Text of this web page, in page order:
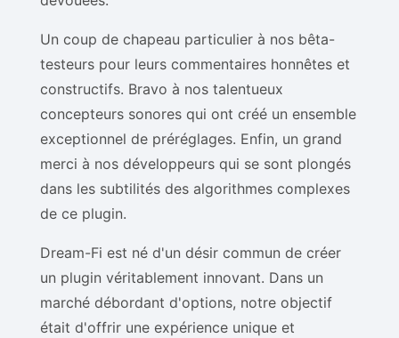
Un coup de chapeau particulier à nos bêta-
testeurs pour leurs commentaires honnêtes et
constructifs. Bravo à nos talentueux
concepteurs sonores qui ont créé un ensemble
exceptionnel de préréglages. Enfin, un grand
merci à nos développeurs qui se sont plongés
dans les subtilités des algorithmes complexes
de ce plugin.
Dream-Fi est né d'un désir commun de créer
un plugin véritablement innovant. Dans un
marché débordant d'options, notre objectif
était d'offrir une expérience unique et